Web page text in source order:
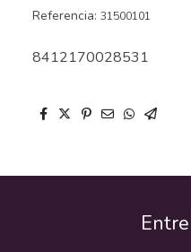
Referencia: 31500101
8412170028531